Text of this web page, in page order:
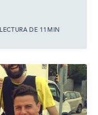
LECTURA DE 11MIN